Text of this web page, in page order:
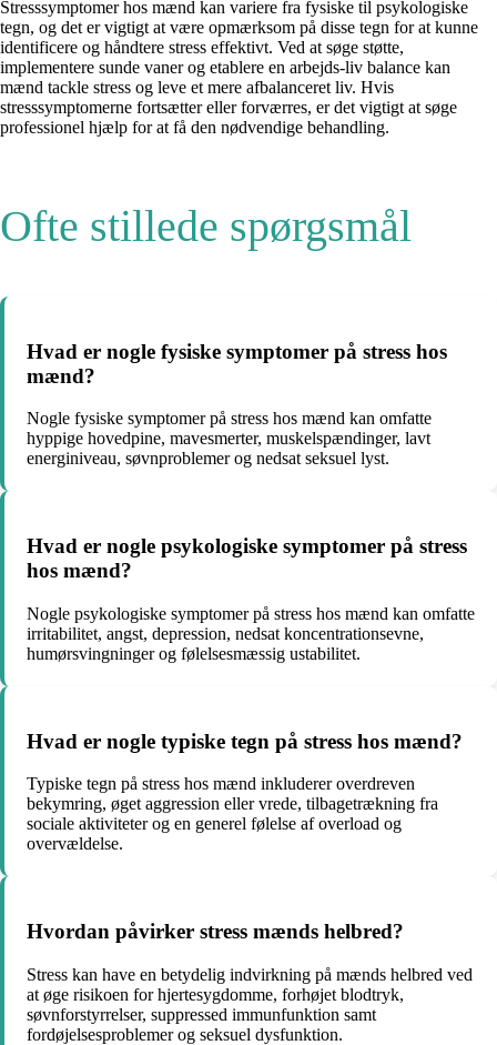
Stresssymptomer hos mænd kan variere fra fysiske til psykologiske
tegn, og det er vigtigt at være opmærksom på disse tegn for at kunne
identificere og håndtere stress effektivt. Ved at søge støtte,
implementere sunde vaner og etablere en arbejds-liv balance kan
mænd tackle stress og leve et mere afbalanceret liv. Hvis
stresssymptomerne fortsætter eller forværres, er det vigtigt at søge
professionel hjælp for at få den nødvendige behandling.
Ofte stillede spørgsmål
Hvad er nogle fysiske symptomer på stress hos
mænd?
Nogle fysiske symptomer på stress hos mænd kan omfatte
hyppige hovedpine, mavesmerter, muskelspændinger, lavt
energiniveau, søvnproblemer og nedsat seksuel lyst.
Hvad er nogle psykologiske symptomer på stress
hos mænd?
Nogle psykologiske symptomer på stress hos mænd kan omfatte
irritabilitet, angst, depression, nedsat koncentrationsevne,
humørsvingninger og følelsesmæssig ustabilitet.
Hvad er nogle typiske tegn på stress hos mænd?
Typiske tegn på stress hos mænd inkluderer overdreven
bekymring, øget aggression eller vrede, tilbagetrækning fra
sociale aktiviteter og en generel følelse af overload og
overvældelse.
Hvordan påvirker stress mænds helbred?
Stress kan have en betydelig indvirkning på mænds helbred ved
at øge risikoen for hjertesygdomme, forhøjet blodtryk,
søvnforstyrrelser, suppressed immunfunktion samt
fordøjelsesproblemer og seksuel dysfunktion.